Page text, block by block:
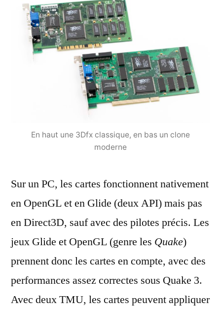
En haut une 3Dfx classique, en bas un clone
moderne
Sur un PC, les cartes fonctionnent nativement
en OpenGL et en Glide (deux API) mais pas
en Direct3D, sauf avec des pilotes précis. Les
jeux Glide et OpenGL (genre les Quake)
prennent donc les cartes en compte, avec des
performances assez correctes sous Quake 3.
Avec deux TMU, les cartes peuvent appliquer